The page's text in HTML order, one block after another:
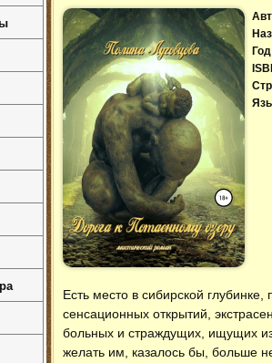
Есть место в сибирской
сенсационных открытий,
больных и страждущих, ищущих
желать им, казалось бы, больше